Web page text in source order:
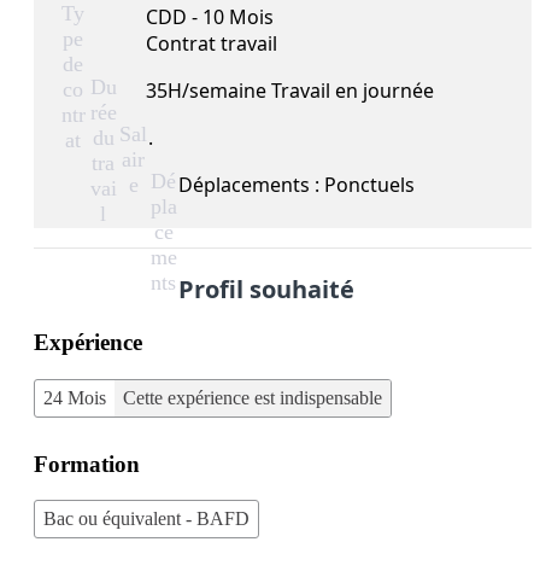
Ty
pe
de
co
ntr
at
CDD - 10 Mois
Contrat travail
Du
rée
du
tra
vai
l
35H/semaine Travail en journée
Sal
air
e
.
Dé
pla
ce
me
nts
Déplacements : Ponctuels
Profil souhaité
Expérience
24 Mois Cette expérience est indispensable
Formation
Bac ou équivalent - BAFD